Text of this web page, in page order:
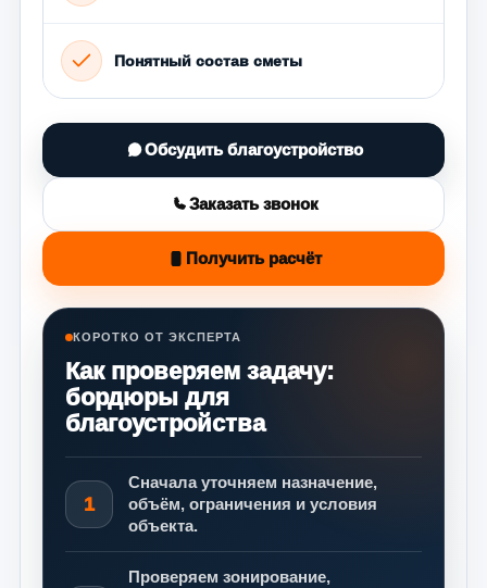
Понятный состав сметы
Обсудить благоустройство
Заказать звонок
Получить расчёт
КОРОТКО ОТ ЭКСПЕРТА
Как проверяем задачу:
бордюры для
благоустройства
1
Сначала уточняем назначение,
объём, ограничения и условия
объекта.
Проверяем зонирование,